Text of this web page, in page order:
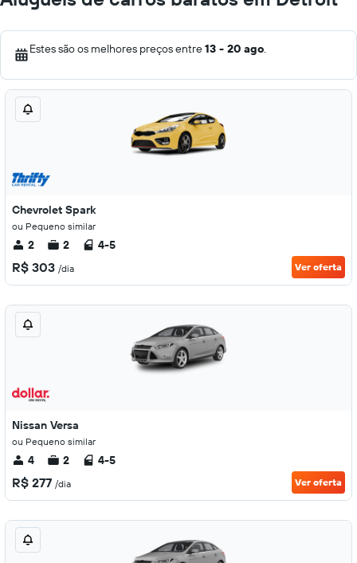
Estes são os melhores preços entre13 - 20 ago.
Chevrolet Spark
ou Pequeno similar
2 2 4-5
R$ 303 /dia Ver oferta
Nissan Versa
ou Pequeno similar
4 2 4-5
R$ 277 /dia Ver oferta